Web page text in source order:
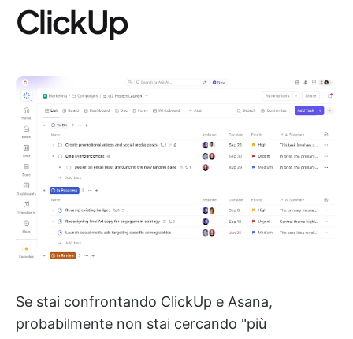
ClickUp
Se stai confrontando ClickUp e Asana,
probabilmente non stai cercando "più